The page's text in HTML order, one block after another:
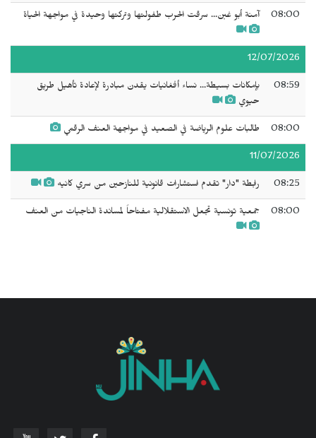
08:00 آمنة أبو غبن... سرقت الحرب طفولتها وتركتها وحيدة في مواجهة الحياة
12/07/2026
08:59
بإمكانات بسيطة... نساء أفغانيات يقدن مبادرة لإعادة تأهيل طريق
حيوي
08:00 طالبات علوم الرياضة في الصعيد في مواجهة العنف الرقمي
11/07/2026
08:25 رابطة "دار" تقدم استشارات قانونية للنازحين من سري كانيه
08:00 جمعية تونسية تجعل الاستقلالية مفتاحاً لمساندة الناجيات من العنف